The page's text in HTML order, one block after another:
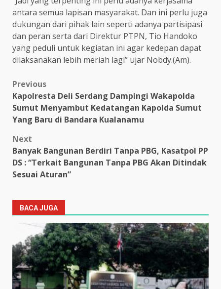
antara semua lapisan masyarakat. Dan ini perlu juga
dukungan dari pihak lain seperti adanya partisipasi
dan peran serta dari Direktur PTPN, Tio Handoko
yang peduli untuk kegiatan ini agar kedepan dapat
dilaksanakan lebih meriah lagi” ujar Nobdy.(Am).
Post
navigation
Previous
Kapolresta Deli Serdang Dampingi Wakapolda
Sumut Menyambut Kedatangan Kapolda Sumut
Yang Baru di Bandara Kualanamu
Next
Banyak Bangunan Berdiri Tanpa PBG, Kasatpol PP
DS : “Terkait Bangunan Tanpa PBG Akan Ditindak
Sesuai Aturan”
BACA JUGA